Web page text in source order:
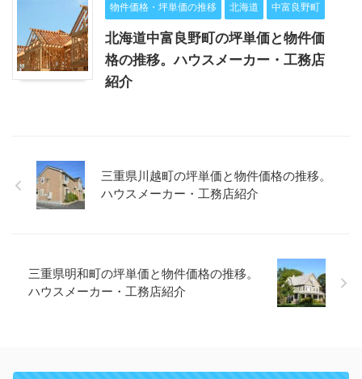
物件価格・坪単価の推移 北海道 中富良野町
北海道中富良野町の坪単価と物件価
格の推移。ハウスメーカー・工務店
紹介
三重県川越町の坪単価と物件価格の推移。
ハウスメーカー・工務店紹介
三重県明和町の坪単価と物件価格の推移。
ハウスメーカー・工務店紹介